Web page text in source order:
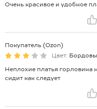
Очень красивое и удобное
Покупатель (Ozon)
Цвет:
Неплохие платья
сидит как следует